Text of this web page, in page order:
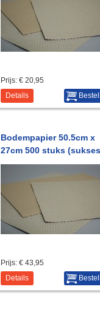
Prijs: € 20,95
Details
Bodempapier 50.5cm x
27cm 500 stuks
Prijs: € 43,95
Details